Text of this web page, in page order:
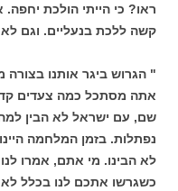
ראו? כי הייתי הולכת
קשה ללכת בנעליים. וגם לא
" הגרוש ביגר אותנו
אתה מסתכל כמה צעדים
שם, עם ישראל לא הבין למה,
נפתלות. בזמן המלחמה
לא הבינו. מי אתם, אמרו
כשגרשו אתכם לנו בכלל